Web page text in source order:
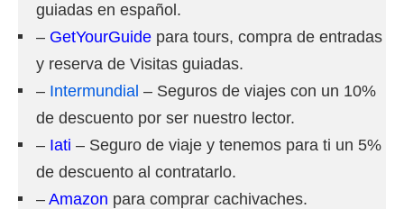
guiadas en español.
– GetYourGuide para tours, compra de entradas
y reserva de Visitas guiadas.
– Intermundial – Seguros de viajes con un 10%
de descuento por ser nuestro lector.
– Iati – Seguro de viaje y tenemos para ti un 5%
de descuento al contratarlo.
– Amazon para comprar cachivaches.